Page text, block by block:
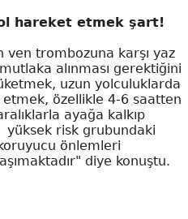
hareket etmek şart!
trombozuna karşı yaz
alınması gerektiğini
uzun yolculuklarda
özellikle 4-6 saatten
ayağa kalkıp
risk grubundaki
önlemleri
diye konuştu.